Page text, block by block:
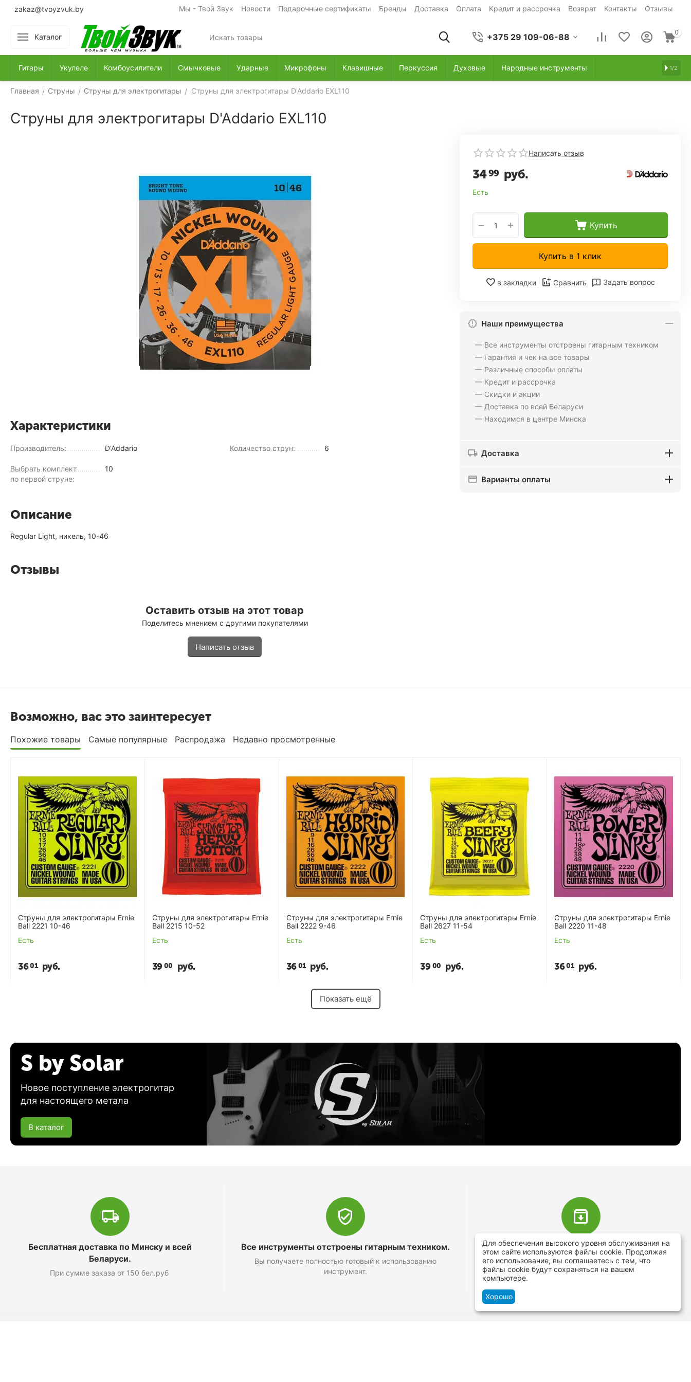
zakaz@tvoyzvuk.by Мы - Твой Звук Новости Подарочные сертификаты Бренды Доставка Оплата Кредит и рассрочка Возврат Контакты Отзывы
Каталог +375 29 109-06-88 0
Гитары Укулеле Комбоусилители Смычковые Ударные Микрофоны Клавишные Перкуссия Духовые Народные инструменты 1/2
Главная / Струны / Струны для электрогитары / Струны для электрогитары D'Addario EXL110
Струны для электрогитары D'Addario EXL110
Написать отзыв
3499 руб.
Есть
+
− Купить
Купить в 1 клик
в закладки Сравнить Задать вопрос
Наши преимущества
— Все инструменты отстроены гитарным техником
— Гарантия и чек на все товары
— Различные способы оплаты
— Кредит и рассрочка
— Скидки и акции
— Доставка по всей Беларуси
— Находимся в центре Минска
Доставка
Варианты оплаты
Характеристики
Производитель: D'Addario
Выбрать комплект
по первой струне:
10
Количество струн: 6
Описание
Regular Light, никель, 10-46
Отзывы
Оставить отзыв на этот товар
Поделитесь мнением с другими покупателями
Написать отзыв
Возможно, вас это заинтересует
Похожие товары Самые популярные Распродажа Недавно просмотренные
Струны для электрогитары Ernie
Ball 2221 10-46
Есть
3601 руб.
Струны для электрогитары Ernie
Ball 2215 10-52
Есть
3900 руб.
Струны для электрогитары Ernie
Ball 2222 9-46
Есть
3601 руб.
Струны для электрогитары Ernie
Ball 2627 11-54
Есть
39 00 руб.
Струны для электрогитары Ernie
Ball 2220 11-48
Есть
3601 руб.
Показать ещё
S by Solar
Новое поступление электрогитар
для настоящего метала
В каталог
Бесплатная доставка по Минску и всей
Беларуси.
При сумме заказа от 150 бел.руб
Все инструменты отстроены гитарным техником.
Вы получаете полностью готовый к использованию
инструмент.
В наличии более 4000 наименований
товаров
От расходников до сценического оборудования
Для обеспечения высокого уровня обслуживания на
этом сайте используются файлы cookie. Продолжая
его использование, вы соглашаетесь с тем, что
файлы cookie будут сохраняться на вашем
компьютере.
Хорошо